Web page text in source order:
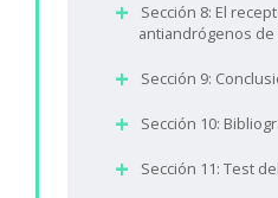
Sección 8: El
antiandrógenos
Sección 9:
Sección 10:
Sección 11: Test